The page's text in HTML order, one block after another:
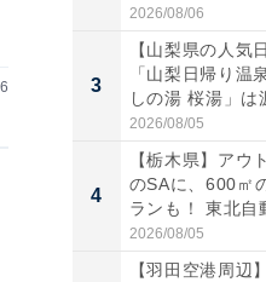
帰...
2026/08/06
3
【山梨県の人気
「山梨日帰り温
しの湯 桜湯」は
2026/08/05
4
【栃木県】アウ
のSAに、600㎡
ランも！ 東北自
2026/08/05
【羽田空港周辺